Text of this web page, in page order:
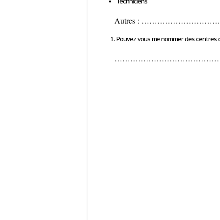
Autres :
Pouvez vous me nommer des